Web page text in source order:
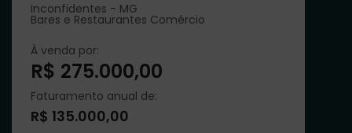
Inconfidentes - MG
Bares e Restaurantes Comércio
À venda por:
R$ 275.000,00
Faturamento anual de:
R$ 135.000,00